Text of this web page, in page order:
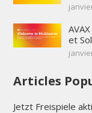
et
Articles
Jetzt Freispiele